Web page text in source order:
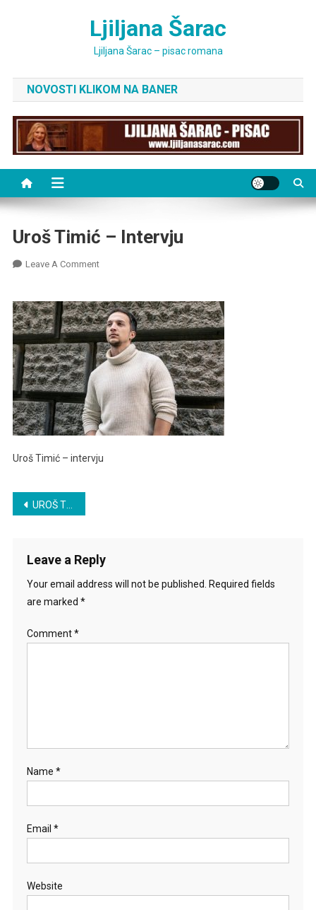
Ljiljana Šarac
Ljiljana Šarac – pisac romana
NOVOSTI KLIKOM NA BANER
Uroš Timić – Intervju
Leave A CommentOn
–
Intervju
Uroš Timić – intervju
Post
UROŠ TIMIĆ – INTERVJU
Leave a Reply
Your email address will not be published.
Required fields
are marked *
Comment*
Name *
Email *
Website